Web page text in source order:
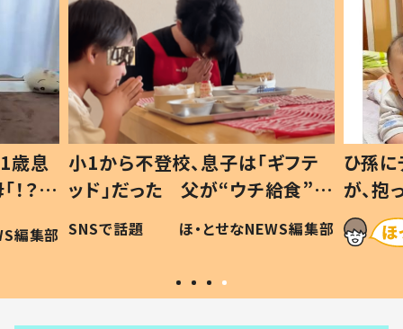
歳息
？」
編集部
小1から不登校、息子は「ギフテ
ッド」だった 父が“ウチ給食”を
作り続ける理由とは #令和の親
#令和の子
SNSで話題 ほ・とせなNEWS編集部
ひ孫
が、
「涙が
い」